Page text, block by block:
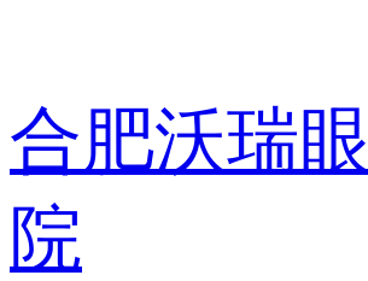
合肥沃瑞
院